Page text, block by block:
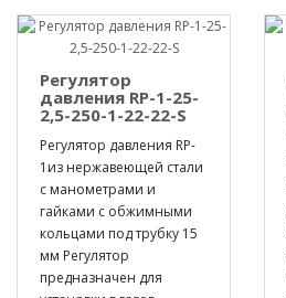
Регулятор
давления RP-1-25-
2,5-250-1-22-22-S
Регулятор давления RP-
1из нержавеющей стали
с манометрами и
гайками с обжимными
кольцами под трубку 15
мм Регулятор
предназначен для